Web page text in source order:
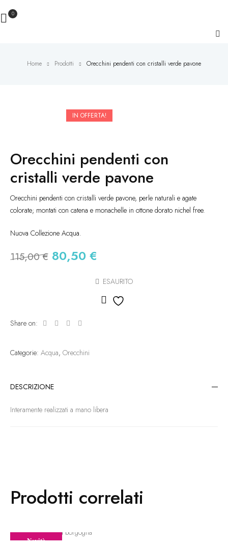
0
Home Prodotti Orecchini pendenti con cristalli verde pavone
IN OFFERTA!
Orecchini pendenti con
cristalli verde pavone
Orecchini pendenti con cristalli verde pavone, perle naturali e agate
colorate; montati con catena e monachelle in ottone dorato nichel free.
Nuova Collezione Acqua.
115,00€ 80,50 €
ESAURITO
Share on:
Categorie: Acqua, Orecchini
DESCRIZIONE
Interamente realizzati a mano libera
Prodotti correlati
Novità